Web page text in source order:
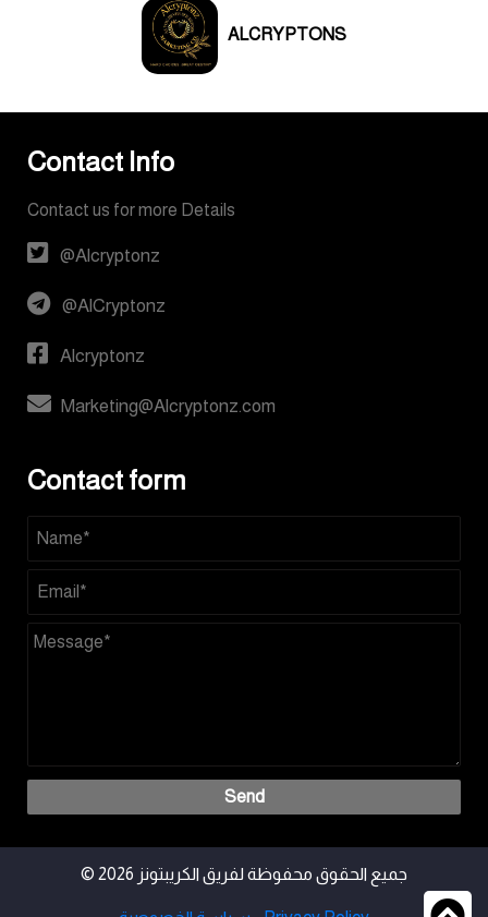
ALCRYPTONS
Contact Info
Contact us for more Details
@Alcryptonz
@AlCryptonz
Alcryptonz
Marketing@Alcryptonz.com
Contact form
Send
© 2026 جميع الحقوق محفوظة لفريق الكريبتونز